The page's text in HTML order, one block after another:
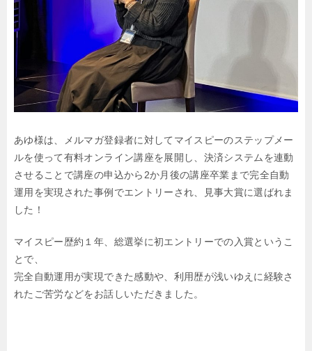
あゆ様は、メルマガ登録者に対してマイスピーのステップメー
ルを使って有料オンライン講座を展開し、決済システムを連動
させることで講座の申込から2か月後の講座卒業まで完全自動
運用を実現された事例でエントリーされ、見事大賞に選ばれま
した！
マイスピー歴約１年、総選挙に初エントリーでの入賞というこ
とで、
完全自動運用が実現できた感動や、利用歴が浅いゆえに経験さ
れたご苦労などをお話しいただきました。